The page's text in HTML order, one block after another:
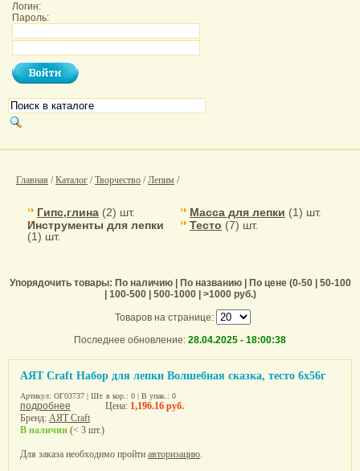
Главная /Каталог /Творчество /Лепим /
Гипс,глина (2) шт.
Инструменты для лепки
(1) шт.
Масса для лепки (1) шт.
Тесто (7) шт.
Упорядочить товары: По наличию | По названию | По цене (0-50 | 50-100
| 100-500 | 500-1000 | >1000 руб.)
Товаров на странице:
Последнее обновление: 28.04.2025 - 18:00:38
AЯТ Craft Набор для лепки Волшебная сказка, тесто 6х56г
Артикул: ОГ03737 | Шт. в кор.: 0 | В упак.: 0
подробнее Цена: 1,196.16 руб.
Бренд: AЯТ Craft
В наличии (< 3 шт.)
Для заказа необходимо пройти авторизацию.
Логин:
Пароль: